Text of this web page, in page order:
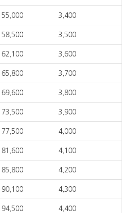
55,000 3,400
58,500 3,500
62,100 3,600
65,800 3,700
69,600 3,800
73,500 3,900
77,500 4,000
81,600 4,100
85,800 4,200
90,100 4,300
94,500 4,400